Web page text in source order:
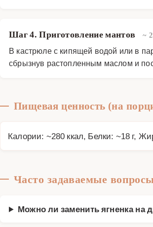
Шаг 4. Приготовление мантов ~
В кастрюле с кипящей водой или в
сбрызнув растопленным маслом и
Пищевая ценность (на
Калории: ~280 ккал, Белки: ~18 г,
Часто задаваемые
Можно ли заменить ягненка на